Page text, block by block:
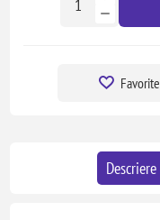
Favorite
Descriere